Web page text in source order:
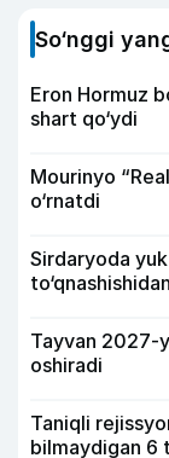
So‘nggi
Eron Hormuz
shart qo‘ydi
Mourinyo
o‘rnatdi
Sirdaryoda
Tayvan 2027-
oshiradi
Taniqli
bilmaydigan 6